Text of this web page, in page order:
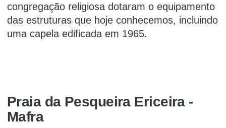
congregação religiosa dotaram o equipamento
das estruturas que hoje conhecemos, incluindo
uma capela edificada em 1965.
Praia da Pesqueira Ericeira -
Mafra